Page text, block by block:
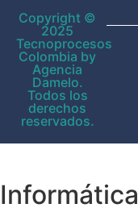
Copyright ©
2025
Tecnoprocesos
Colombia by
Agencia
Damelo.
Todos los
derechos
reservados.
Informática